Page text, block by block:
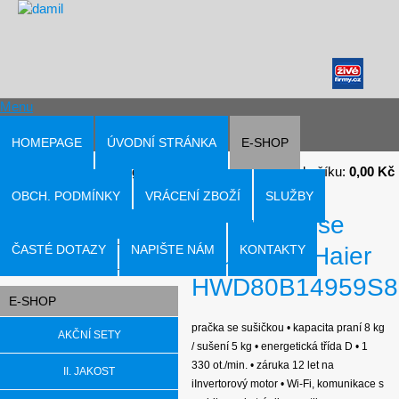
Menu
HOMEPAGE ÚVODNÍ STRÁNKA E-SHOP
OBCH. PODMÍNKY VRÁCENÍ ZBOŽÍ SLUŽBY
ČASTÉ DOTAZY NAPIŠTE NÁM KONTAKTY
Registrace V košíku: 0,00 Kč
Pračka se
sušičkou Haier
pračka se sušičkou • kapacita praní 8 kg
/ sušení 5 kg • energetická třída D • 1
330 ot./min. • záruka 12 let na
iInvertorový motor • Wi-Fi, komunikace s
E-SHOP
AKČNÍ SETY
II. JAKOST